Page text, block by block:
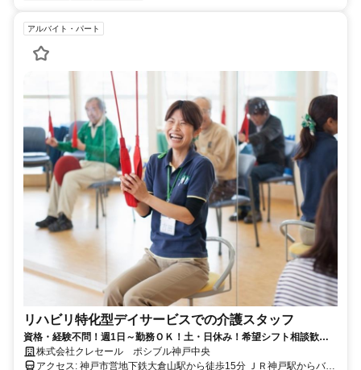
アルバイト・パート
リハビリ特化型デイサービスでの介護スタッフ
資格・経験不問！週1日～勤務ＯＫ！土・日休み！希望シフト相談歓
迎！17:30迄の日勤勤務！
株式会社クレセール ポシブル神戸中央
アクセス: 神戸市営地下鉄大倉山駅から徒歩15分 ＪＲ神戸駅からバス